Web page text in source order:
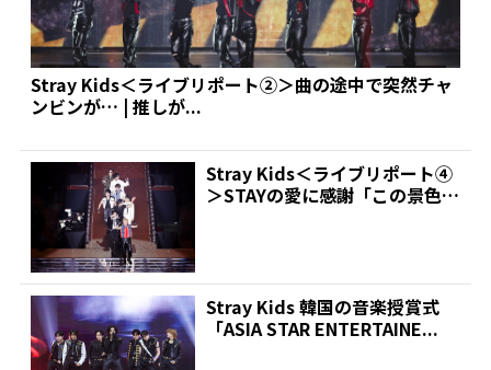
Stray Kids＜ライブリポート②＞曲の途中で突然チャ
ンビンが… | 推しが...
Stray Kids＜ライブリポート④
＞STAYの愛に感謝「この景色も
Stray Kids 韓国の音楽授賞式
「ASIA STAR ENTERTAINE...